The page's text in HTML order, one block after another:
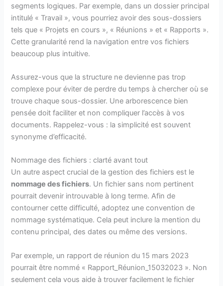
segments logiques. Par exemple, dans un dossier principal
intitulé « Travail », vous pourriez avoir des sous-dossiers
tels que « Projets en cours », « Réunions » et « Rapports ».
Cette granularité rend la navigation entre vos fichiers
beaucoup plus intuitive.
Assurez-vous que la structure ne devienne pas trop
complexe pour éviter de perdre du temps à chercher où se
trouve chaque sous-dossier. Une arborescence bien
pensée doit faciliter et non compliquer l’accès à vos
documents. Rappelez-vous : la simplicité est souvent
synonyme d’efficacité.
Nommage des fichiers : clarté avant tout
Un autre aspect crucial de la gestion des fichiers est le
nommage des fichiers. Un fichier sans nom pertinent
pourrait devenir introuvable à long terme. Afin de
contourner cette difficulté, adoptez une convention de
nommage systématique. Cela peut inclure la mention du
contenu principal, des dates ou même des versions.
Par exemple, un rapport de réunion du 15 mars 2023
pourrait être nommé « Rapport_Réunion_15032023 ». Non
seulement cela vous aide à trouver facilement le fichier